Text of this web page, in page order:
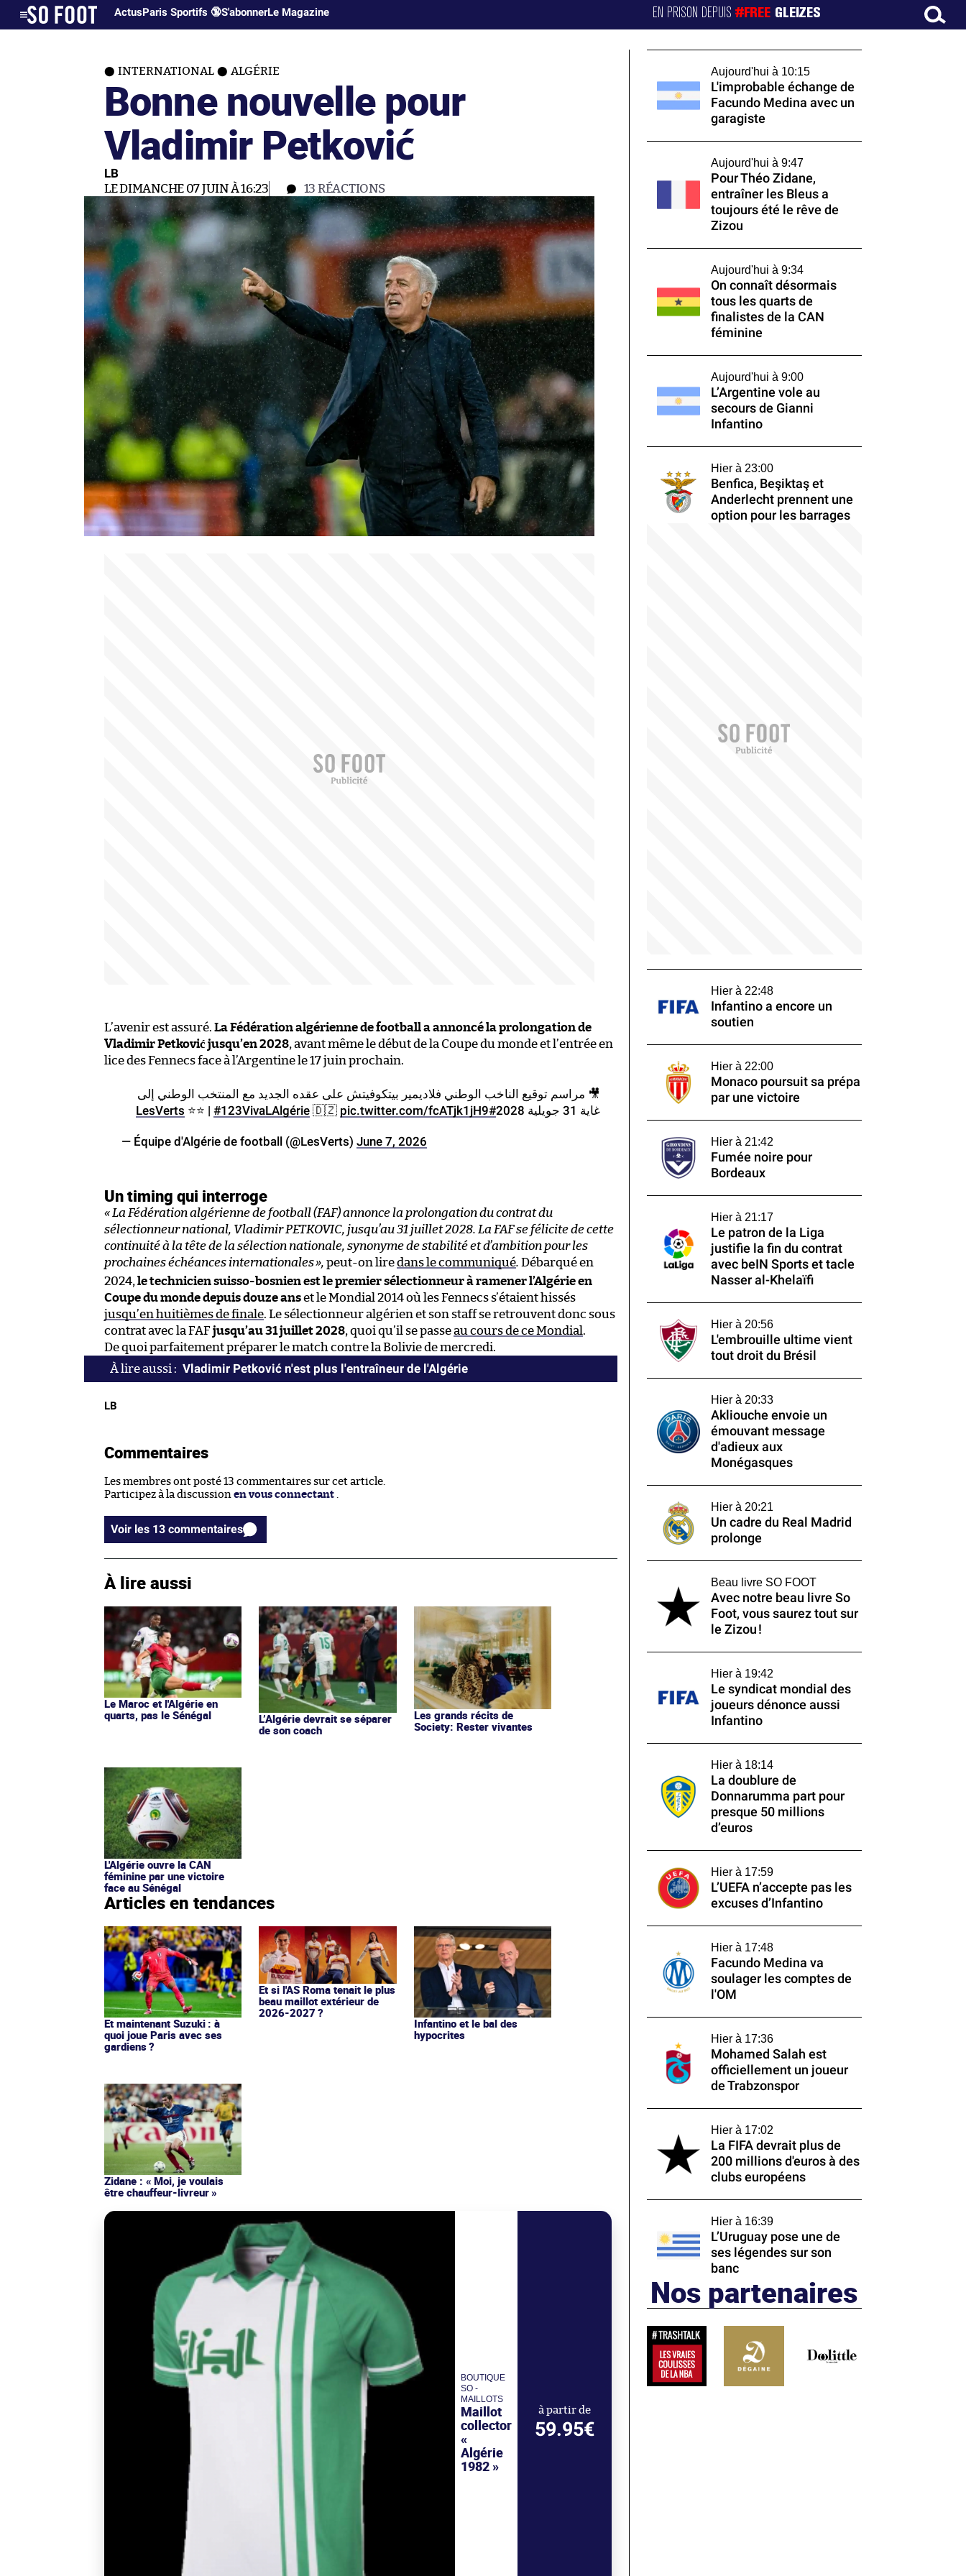
ActusParis Sportifs 🔞S'abonnerLe Magazine EN PRISON DEPUIS#FREE GLEIZES
INTERNATIONAL ALGÉRIE
Bonne nouvelle pour
Vladimir Petković
LB
LE DIMANCHE 07 JUIN À 16:23 13 RÉACTIONS
L’avenir est assuré. La Fédération algérienne de football a annoncé la prolongation de
Vladimir Petković jusqu’en 2028, avant même le début de la Coupe du monde et l’entrée en
lice des Fennecs face à l’Argentine le 17 juin prochain.
🎥 مراسم توقيع الناخب الوطني فلاديمير بيتكوفيتش على عقده الجديد مع المنتخب الوطني إلى
غاية 31 جويلية 2028
#LesVerts
⭐️⭐️ | #123VivaLAlgérie🇩🇿 pic.twitter.com/fcATjk1jH9
— Équipe d'Algérie de football (@LesVerts) June 7, 2026
Un timing qui interroge
« La Fédération algérienne de football (FAF) annonce la prolongation du contrat du
sélectionneur national, Vladimir PETKOVIC, jusqu’au 31 juillet 2028. La FAF se félicite de cette
continuité à la tête de la sélection nationale, synonyme de stabilité et d’ambition pour les
prochaines échéances internationales», peut-on liredans le communiqué. Débarqué en
2024, le technicien suisso-bosnien est le premier sélectionneur à ramener l’Algérie en
Coupe du monde depuis douze anset le Mondial 2014 où les Fennecs s’étaient hissés
jusqu’en huitièmes de finale. Le sélectionneur algérien et son staff se retrouvent donc sous
contrat avec la FAFjusqu’au 31 juillet 2028, quoi qu’il se passeau cours de ce Mondial.
De quoi parfaitement préparer le match contre la Bolivie de mercredi.
Vladimir Petković n'est plus l'entraîneur de l'Algérie
LB
Commentaires
Les membres ont posté 13 commentaires sur cet article.
Participez à la discussion en vous connectant
Voir les 13 commentaires
À lire aussi
Le Maroc et l'Algérie en
quarts, pas le Sénégal
L’Algérie devrait se séparer
de son coach
Les grands récits de
Society: Rester vivantes
L'Algérie ouvre la CAN
féminine par une victoire
face au Sénégal
Articles en tendances
Et maintenant Suzuki : à
quoi joue Paris avec ses
gardiens ?
Et si l'AS Roma tenait le plus
beau maillot extérieur de
2026-2027 ?
Infantino et le bal des
hypocrites
Zidane : « Moi, je voulais
être chauffeur-livreur »
BOUTIQUE
SO -
MAILLOTS
Maillot
collector
«
Algérie
1982 »
à partir de
59.95€
Aujourd'hui à 10:15
L'improbable échange de
Facundo Medina avec un
garagiste
Aujourd'hui à 9:47
Pour Théo Zidane,
entraîner les Bleus a
toujours été le rêve de
Zizou
Aujourd'hui à 9:34
On connaît désormais
tous les quarts de
finalistes de la CAN
féminine
Aujourd'hui à 9:00
L’Argentine vole au
secours de Gianni
Infantino
Hier à 23:00
Benfica, Beşiktaş et
Anderlecht prennent une
option pour les barrages
Hier à 22:48
Infantino a encore un
soutien
Hier à 22:00
Monaco poursuit sa prépa
par une victoire
Hier à 21:42
Fumée noire pour
Bordeaux
Hier à 21:17
Le patron de la Liga
justifie la fin du contrat
avec beIN Sports et tacle
Nasser al-Khelaïfi
Hier à 20:56
L'embrouille ultime vient
tout droit du Brésil
Hier à 20:33
Akliouche envoie un
émouvant message
d'adieux aux
Monégasques
Hier à 20:21
Un cadre du Real Madrid
prolonge
Beau livre SO FOOT
Avec notre beau livre So
Foot, vous saurez tout sur
le Zizou !
Hier à 19:42
Le syndicat mondial des
joueurs dénonce aussi
Infantino
Hier à 18:14
La doublure de
Donnarumma part pour
presque 50 millions
d’euros
Hier à 17:59
L’UEFA n’accepte pas les
excuses d’Infantino
Hier à 17:48
Facundo Medina va
soulager les comptes de
l'OM
Hier à 17:36
Mohamed Salah est
officiellement un joueur
de Trabzonspor
Hier à 17:02
La FIFA devrait plus de
200 millions d'euros à des
clubs européens
Hier à 16:39
L’Uruguay pose une de
ses légendes sur son
banc
Nos partenaires